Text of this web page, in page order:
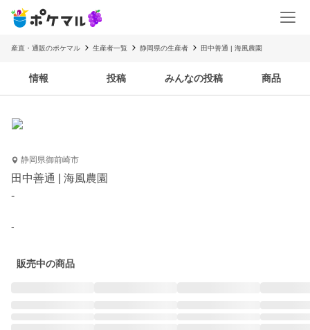
産直・通販のポケマル 生産者一覧 静岡県の生産者 田中善通 | 海風農園
情報 投稿 みんなの投稿 商品
静岡県御前崎市
田中善通 | 海風農園
-
-
販売中の商品